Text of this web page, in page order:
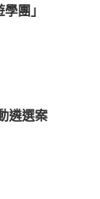
團」
遴選案